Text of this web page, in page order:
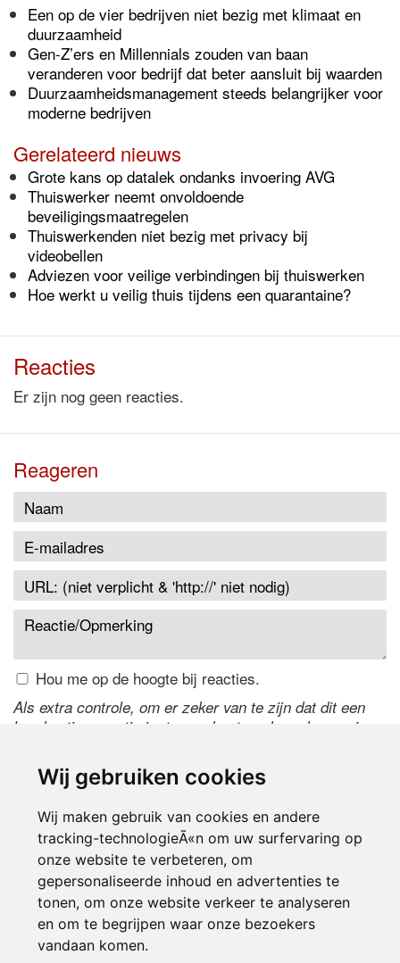
Wij gebruiken cookies
Wij maken gebruik van cookies en andere
tracking-technologieÃ«n om uw surfervaring op
onze website te verbeteren, om
gepersonaliseerde inhoud en advertenties te
tonen, om onze website verkeer te analyseren
en om te begrijpen waar onze bezoekers
vandaan komen.
Een op de vier bedrijven niet bezig met klimaat en
duurzaamheid
Gen-Z’ers en Millennials zouden van baan
veranderen voor bedrijf dat beter aansluit bij waarden
Duurzaamheidsmanagement steeds belangrijker voor
moderne bedrijven
Gerelateerd nieuws
Grote kans op datalek ondanks invoering AVG
Thuiswerker neemt onvoldoende
beveiligingsmaatregelen
Thuiswerkenden niet bezig met privacy bij
videobellen
Adviezen voor veilige verbindingen bij thuiswerken
Hoe werkt u veilig thuis tijdens een quarantaine?
Reacties
Er zijn nog geen reacties.
Reageren
Hou me op de hoogte bij reacties.
Als extra controle, om er zeker van te zijn dat dit een
handmatige reactie is, typ onderstaande code over in
de code te wijzigen.